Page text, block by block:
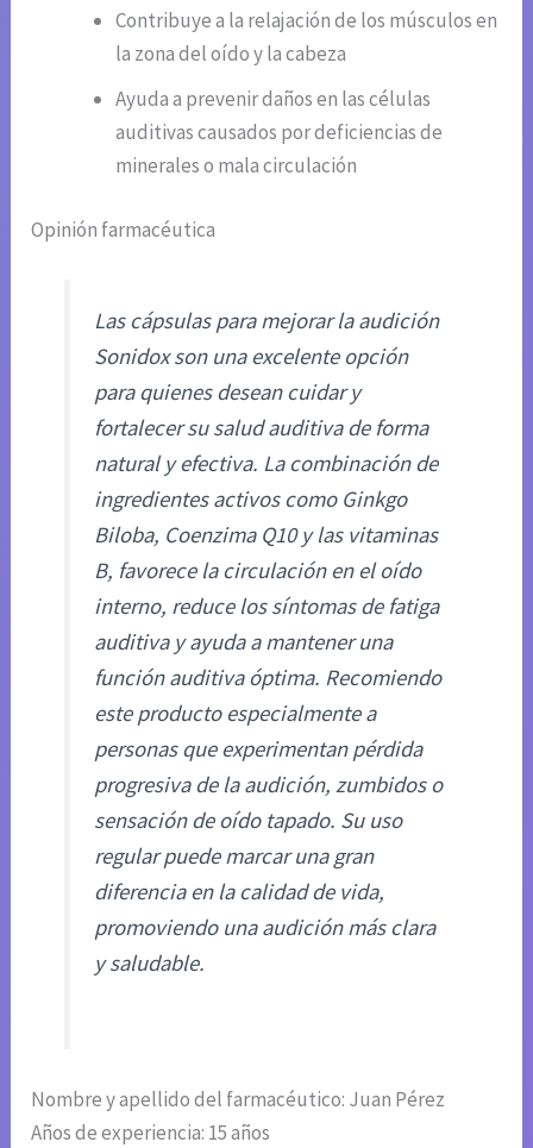
Contribuye a la relajación de los músculos en
la zona del oído y la cabeza
Ayuda a prevenir daños en las células
auditivas causados por deficiencias de
minerales o mala circulación
Opinión farmacéutica
Las cápsulas para mejorar la audición
Sonidox son una excelente opción
para quienes desean cuidar y
fortalecer su salud auditiva de forma
natural y efectiva. La combinación de
ingredientes activos como Ginkgo
Biloba, Coenzima Q10 y las vitaminas
B, favorece la circulación en el oído
interno, reduce los síntomas de fatiga
auditiva y ayuda a mantener una
función auditiva óptima. Recomiendo
este producto especialmente a
personas que experimentan pérdida
progresiva de la audición, zumbidos o
sensación de oído tapado. Su uso
regular puede marcar una gran
diferencia en la calidad de vida,
promoviendo una audición más clara
y saludable.
Nombre y apellido del farmacéutico: Juan Pérez
Años de experiencia: 15 años